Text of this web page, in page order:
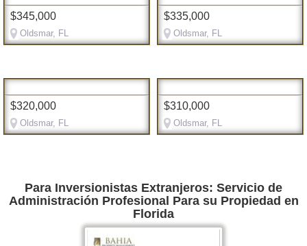
$345,000
Oldsmar, FL
$335,000
Oldsmar, FL
$320,000
Oldsmar, FL
$310,000
Oldsmar, FL
Para Inversionistas Extranjeros: Servicio de
Administración Profesional Para su Propiedad en
Florida